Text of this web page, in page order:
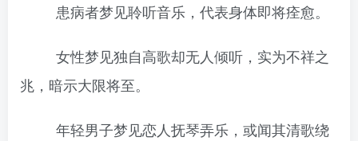
患病者梦见聆听音乐，代表身体即将痊愈。
女性梦见独自高歌却无人倾听，实为不祥之
兆，暗示大限将至。
年轻男子梦见恋人抚琴弄乐，或闻其清歌绕